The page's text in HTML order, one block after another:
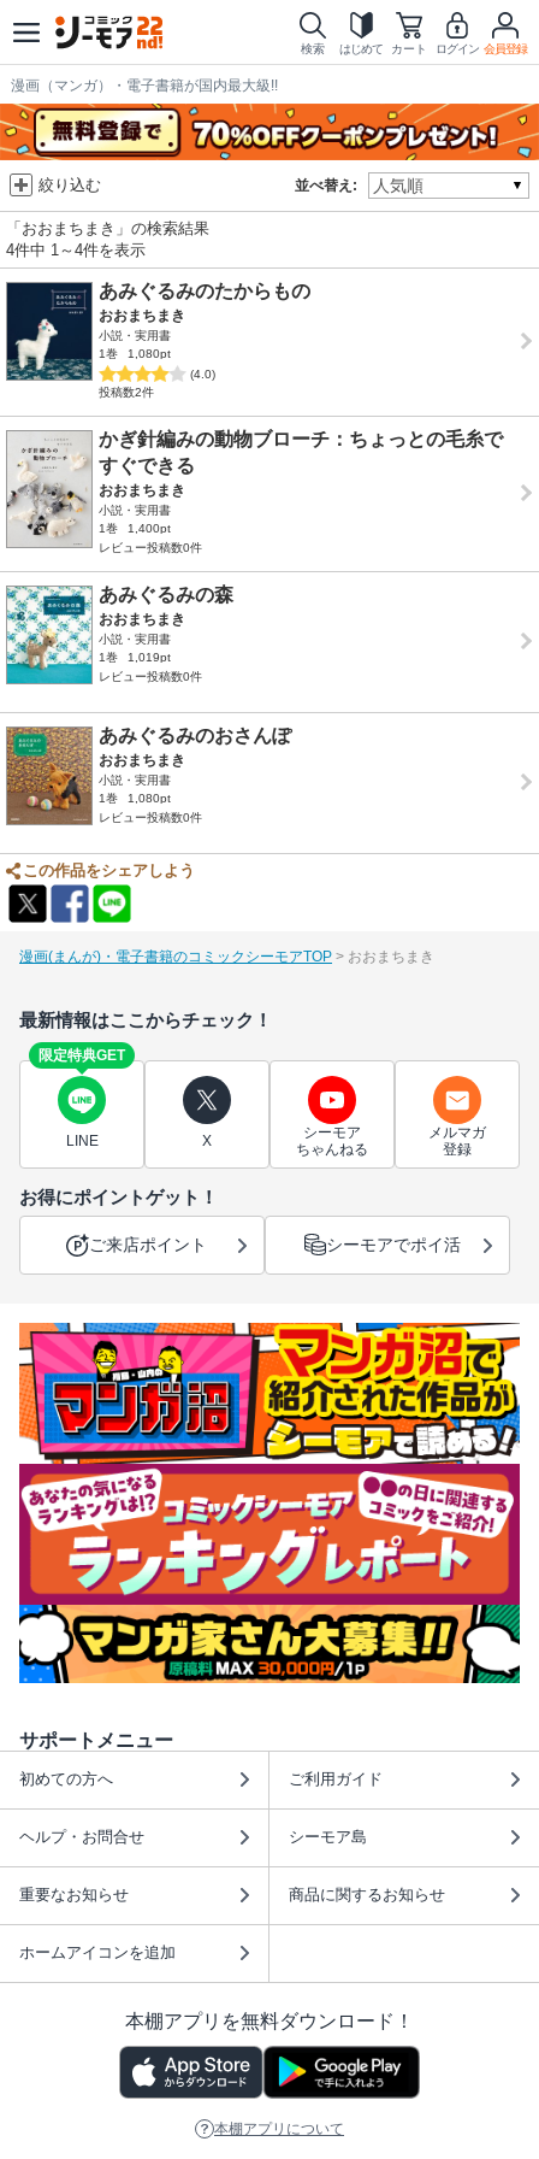
検索 はじめて カート ログイン 会員登録
漫画（マンガ）・電子書籍が国内最大級!!
並べ替え:
絞り込む
「おおまちまき」の検索結果
4件中 1～4件を表示
あみぐるみのたからもの
おおまちまき
小説・実用書
1巻
1,080pt
(4.0)
投稿数2件
かぎ針編みの動物ブローチ：ちょっとの毛糸で
すぐできる
おおまちまき
小説・実用書
1巻
1,400pt
レビュー投稿数0件
あみぐるみの森
おおまちまき
小説・実用書
1巻
1,019pt
レビュー投稿数0件
あみぐるみのおさんぽ
おおまちまき
小説・実用書
1巻
1,080pt
レビュー投稿数0件
この作品をシェアしよう
漫画(まんが)・電子書籍のコミックシーモアTOP おおまちまき
最新情報はここからチェック！
限定特典GET
LINE X
シーモア
ちゃんねる
メルマガ
登録
お得にポイントゲット！
ご来店ポイント シーモアでポイ活
サポートメニュー
初めての方へ ご利用ガイド
ヘルプ・お問合せ シーモア島
重要なお知らせ 商品に関するお知らせ
ホームアイコンを追加
本棚アプリを無料ダウンロード！
本棚アプリについて